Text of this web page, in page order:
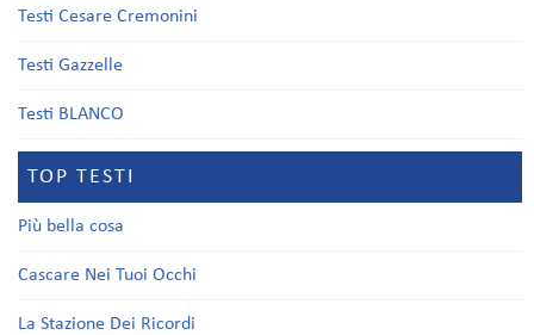
Testi Cesare Cremonini
Testi Gazzelle
Testi BLANCO
TOP TESTI
Più bella cosa
Cascare Nei Tuoi Occhi
La Stazione Dei Ricordi